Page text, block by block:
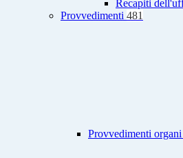
Recapiti
Provvedimenti 481
Provvedimenti